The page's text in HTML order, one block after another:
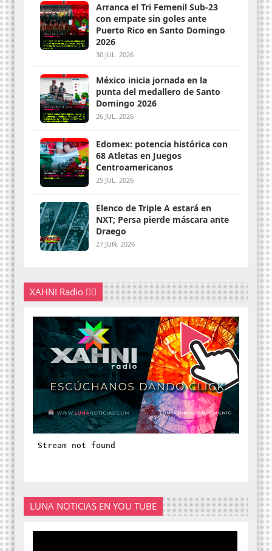
Arranca el Tri Femenil Sub-23
con empate sin goles ante
Puerto Rico en Santo Domingo
2026
30 JUL. 2026
México inicia jornada en la
punta del medallero de Santo
Domingo 2026
26 JUL. 2026
Edomex: potencia histórica con
68 Atletas en Juegos
Centroamericanos
25 JUL. 2026
Elenco de Triple A estará en
NXT; Persa pierde máscara ante
Draego
27 JUN. 2026
XAHNI Radio 👇🏽
LUNA NOTICIAS EN YOU TUBE